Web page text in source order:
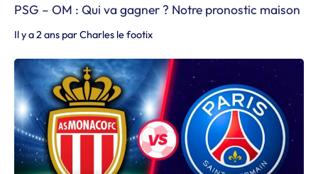
PSG – OM : Qui va gagner ? Notre pronostic maison
Il y a 2 ans parCharles le footix